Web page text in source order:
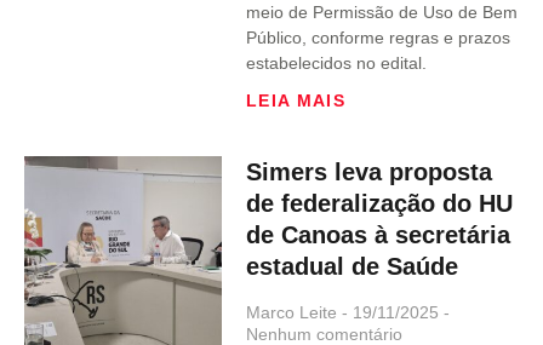
meio de Permissão de Uso de Bem
Público, conforme regras e prazos
estabelecidos no edital.
LEIA MAIS
Simers leva proposta
de federalização do HU
de Canoas à secretária
estadual de Saúde
Marco Leite
19/11/2025
Nenhum comentário